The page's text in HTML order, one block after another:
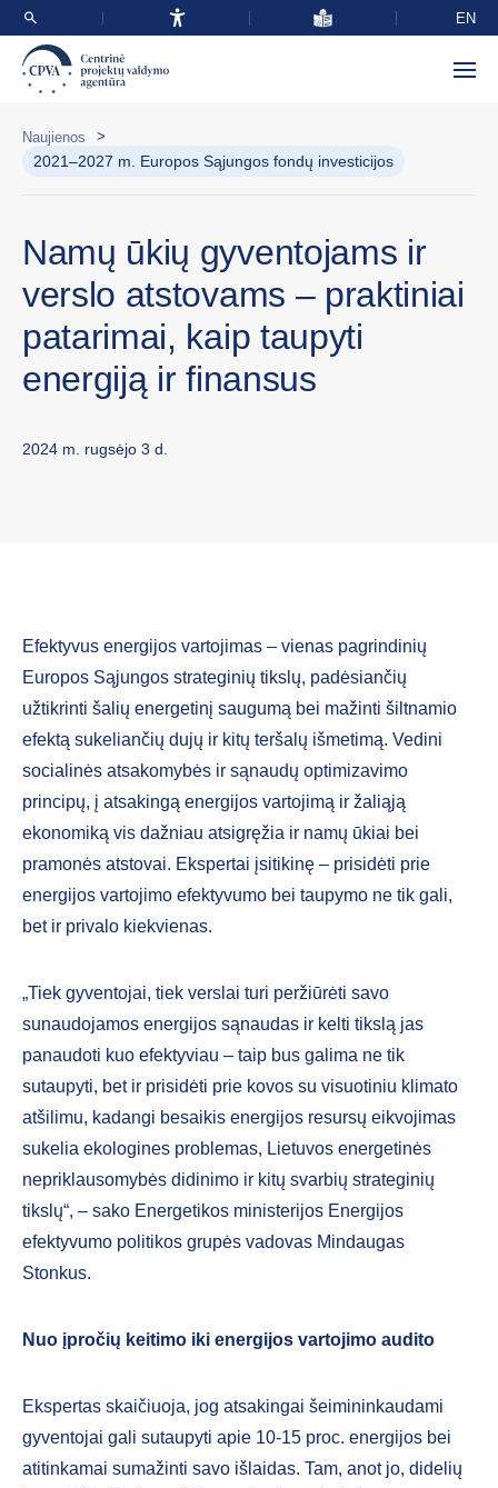
EN
Naujienos >
2021–2027 m. Europos Sąjungos fondų investicijos
Namų ūkių gyventojams ir
verslo atstovams – praktiniai
patarimai, kaip taupyti
energiją ir finansus
2024 m. rugsėjo 3 d.
Efektyvus energijos vartojimas – vienas pagrindinių
Europos Sąjungos strateginių tikslų, padėsiančių
užtikrinti šalių energetinį saugumą bei mažinti šiltnamio
efektą sukeliančių dujų ir kitų teršalų išmetimą. Vedini
socialinės atsakomybės ir sąnaudų optimizavimo
principų, į atsakingą energijos vartojimą ir žaliąją
ekonomiką vis dažniau atsigręžia ir namų ūkiai bei
pramonės atstovai. Ekspertai įsitikinę – prisidėti prie
energijos vartojimo efektyvumo bei taupymo ne tik gali,
bet ir privalo kiekvienas.
„Tiek gyventojai, tiek verslai turi peržiūrėti savo
sunaudojamos energijos sąnaudas ir kelti tikslą jas
panaudoti kuo efektyviau – taip bus galima ne tik
sutaupyti, bet ir prisidėti prie kovos su visuotiniu klimato
atšilimu, kadangi besaikis energijos resursų eikvojimas
sukelia ekologines problemas, Lietuvos energetinės
nepriklausomybės didinimo ir kitų svarbių strateginių
tikslų“, – sako Energetikos ministerijos Energijos
efektyvumo politikos grupės vadovas Mindaugas
Stonkus.
Nuo įpročių keitimo iki energijos vartojimo audito
Ekspertas skaičiuoja, jog atsakingai šeimininkaudami
gyventojai gali sutaupyti apie 10-15 proc. energijos bei
atitinkamai sumažinti savo išlaidas. Tam, anot jo, didelių